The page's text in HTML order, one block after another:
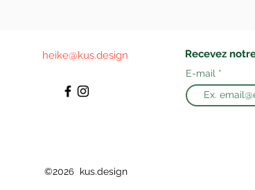
heike@kus.design Recevez
E-mail
©2026 kus.design